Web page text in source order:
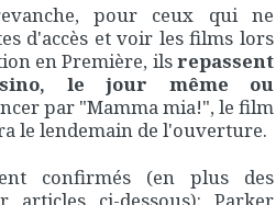
pour ceux qui ne
d'accès et voir les films lors
en Première, ilsrepassent
le jour même ou
par "Mamma mia!", le film
le lendemain de l'ouverture.
confirmés (en plus des